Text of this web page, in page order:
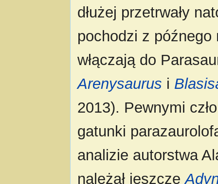
dłużej przetrwały
pochodzi z
włączają do
Arenysaurus i
2013). Pewnymi
gatunki
analizie autorstwa
należał jeszcze